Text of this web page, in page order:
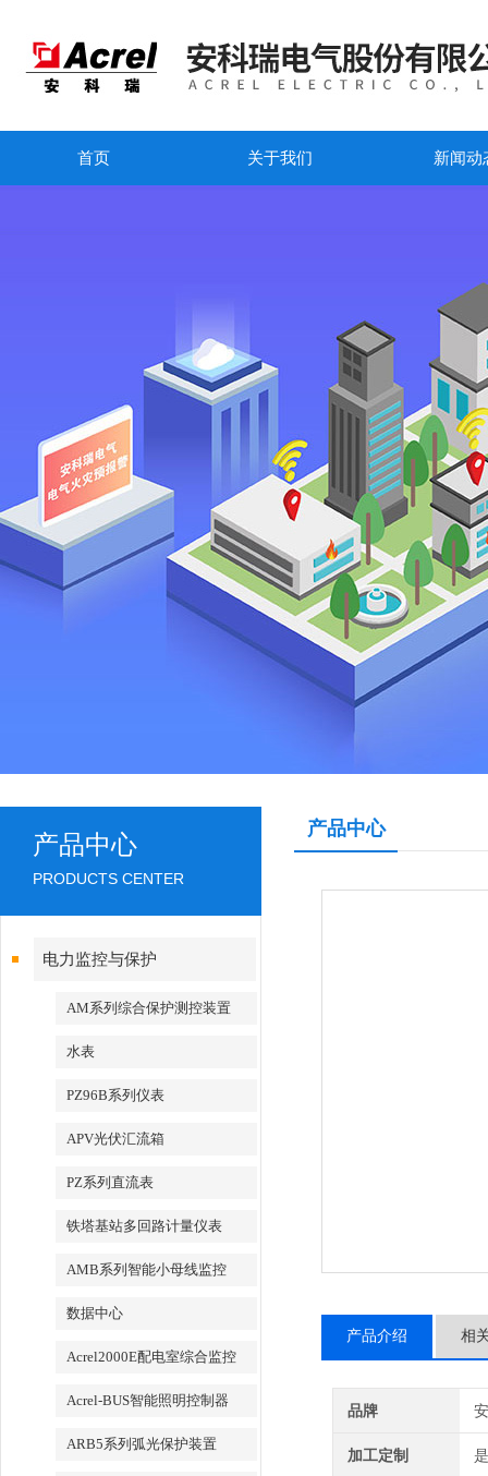
首页 关于我们 新闻动
产品中心
PRODUCTS CENTER
电力监控与保护
AM系列综合保护测控装置
水表
PZ96B系列仪表
APV光伏汇流箱
PZ系列直流表
铁塔基站多回路计量仪表
AMB系列智能小母线监控
数据中心
Acrel2000E配电室综合监控
Acrel-BUS智能照明控制器
ARB5系列弧光保护装置
产品中心
产品介绍 相
品牌
加工定制 是